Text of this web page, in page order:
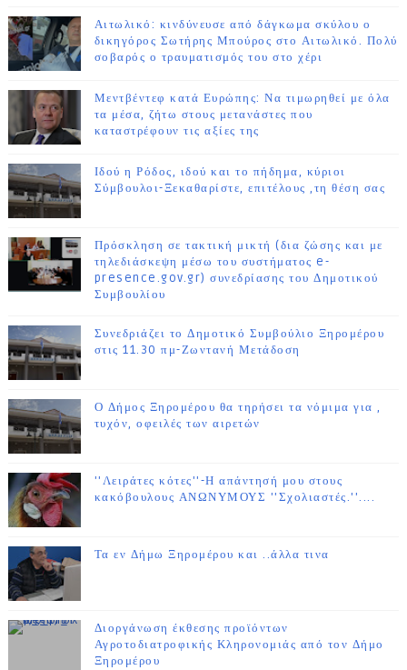
Αιτωλικό: κινδύνευσε από δάγκωμα σκύλου ο
δικηγόρος Σωτήρης Μπούρος στο Αιτωλικό. Πολύ
σοβαρός ο τραυματισμός του στο χέρι
Μεντβέντεφ κατά Ευρώπης: Να τιμωρηθεί με όλα
τα μέσα, ζήτω στους μετανάστες που
καταστρέφουν τις αξίες της
Ιδού η Ρόδος, ιδού και το πήδημα, κύριοι
Σύμβουλοι-Ξεκαθαρίστε, επιτέλους ,τη θέση σας
Πρόσκληση σε τακτική μικτή (δια ζώσης και με
τηλεδιάσκεψη μέσω του συστήματος e-
presence.gov.gr) συνεδρίασης του Δημοτικού
Συμβουλίου
Συνεδριάζει το Δημοτικό Συμβούλιο Ξηρομέρου
στις 11.30 πμ-Ζωντανή Μετάδοση
Ο Δήμος Ξηρομέρου θα τηρήσει τα νόμιμα για ,
τυχόν, οφειλές των αιρετών
''Λειράτες κότες''-Η απάντησή μου στους
κακόβουλους ΑΝΩΝΥΜΟΥΣ ''Σχολιαστές.''....
Τα εν Δήμω Ξηρομέρου και ..άλλα τινα
Διοργάνωση έκθεσης προϊόντων
Αγροτοδιατροφικής Κληρονομιάς από τον Δήμο
Ξηρομέρου